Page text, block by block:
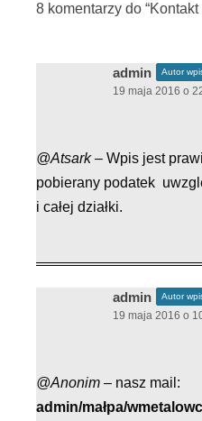
8 komentarzy do “
admin Autor
19 maja 2016 o
@Atsark– Wpis jest
pobierany podatek
i całej działki.
admin Autor
19 maja 2016 o
@Anonim – nasz mail:
admin/małpa/